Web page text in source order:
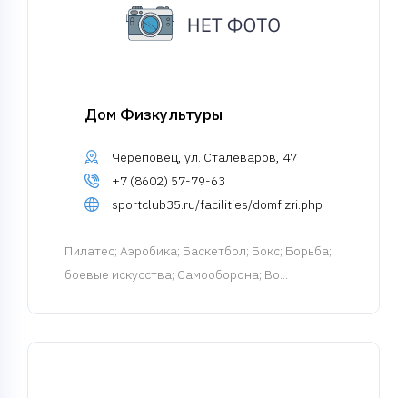
Дом Физкультуры
Череповец, ул. Сталеваров, 47
+7 (8602) 57-79-63
sportclub35.ru/facilities/domfizri.php
Пилатес; Аэробика; Баскетбол; Бокс; Борьба;
боевые искусства; Самооборона; Во...